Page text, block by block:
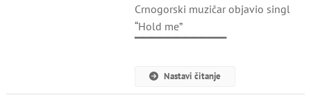
Džiber
Novi
Crnogorski muzičar objavio singl
“Hold me”
Nastavi čitanje